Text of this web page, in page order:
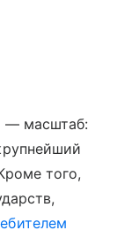
— масштаб:
того,